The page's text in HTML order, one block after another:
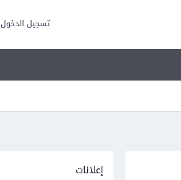
تسجيل الدخول
إعلانات